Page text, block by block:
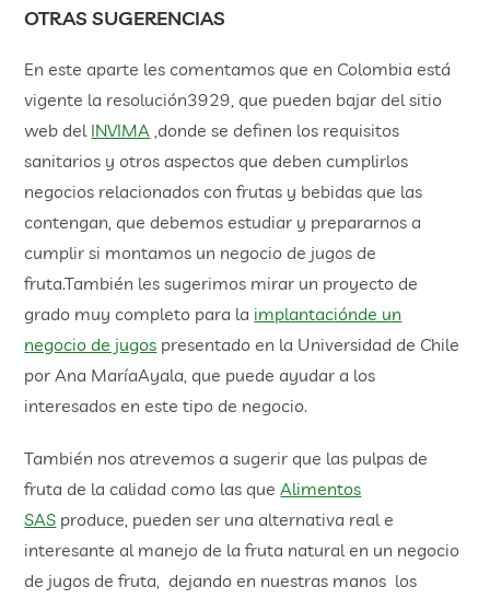
OTRAS SUGERENCIAS
En este aparte les comentamos que en Colombia está
vigente la resolución3929, que pueden bajar del sitio
web del INVIMA ,donde se definen los requisitos
sanitarios y otros aspectos que deben cumplirlos
negocios relacionados con frutas y bebidas que las
contengan, que debemos estudiar y prepararnos a
cumplir si montamos un negocio de jugos de
fruta.También les sugerimos mirar un proyecto de
grado muy completo para la implantaciónde un
negocio de jugos presentado en la Universidad de Chile
por Ana MaríaAyala, que puede ayudar a los
interesados en este tipo de negocio.
También nos atrevemos a sugerir que las pulpas de
fruta de la calidad como las queAlimentos
SAS produce, pueden ser una alternativa real e
interesante al manejo de la fruta natural en un negocio
de jugos de fruta, dejando en nuestras manos los